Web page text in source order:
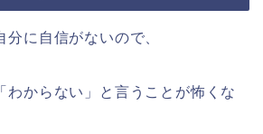
分に自信がないので、
わからない」と言うことが怖くな